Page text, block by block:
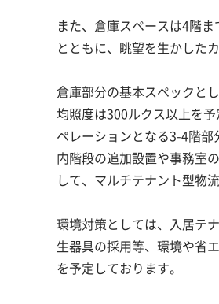
また、倉庫スペースは4階
とともに、眺望を生かした
倉庫部分の基本スペックと
均照度は300ルクス以上を
ペレーションとなる3-4階
内階段の追加設置や事務室
して、マルチテナント型物
環境対策としては、入居テ
生器具の採用等、環境や省
を予定しております。